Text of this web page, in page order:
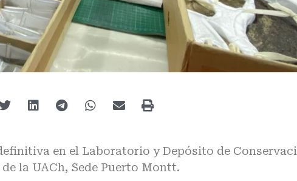
en el Laboratorio y Depósito de
la UACh, Sede Puerto Montt.